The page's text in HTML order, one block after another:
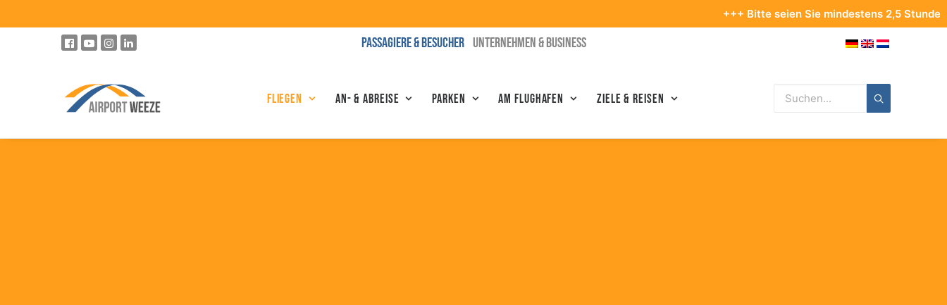
+++ Bitte seien Sie mindestens 2,5 Stunden vor
PASSAGIERE & BESUCHER UNTERNEHMEN & BUSINESS
Fliegen An- & Abreise Parken Am Flughafen Ziele & Reisen